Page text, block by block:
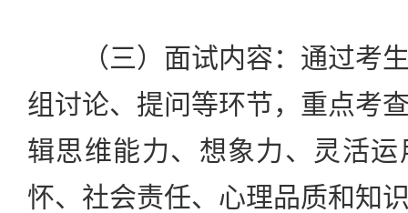
（三）面试内容：通过考生
组讨论、提问等环节，重点考
辑思维能力、想象力、灵活
怀、社会责任、心理品质和知